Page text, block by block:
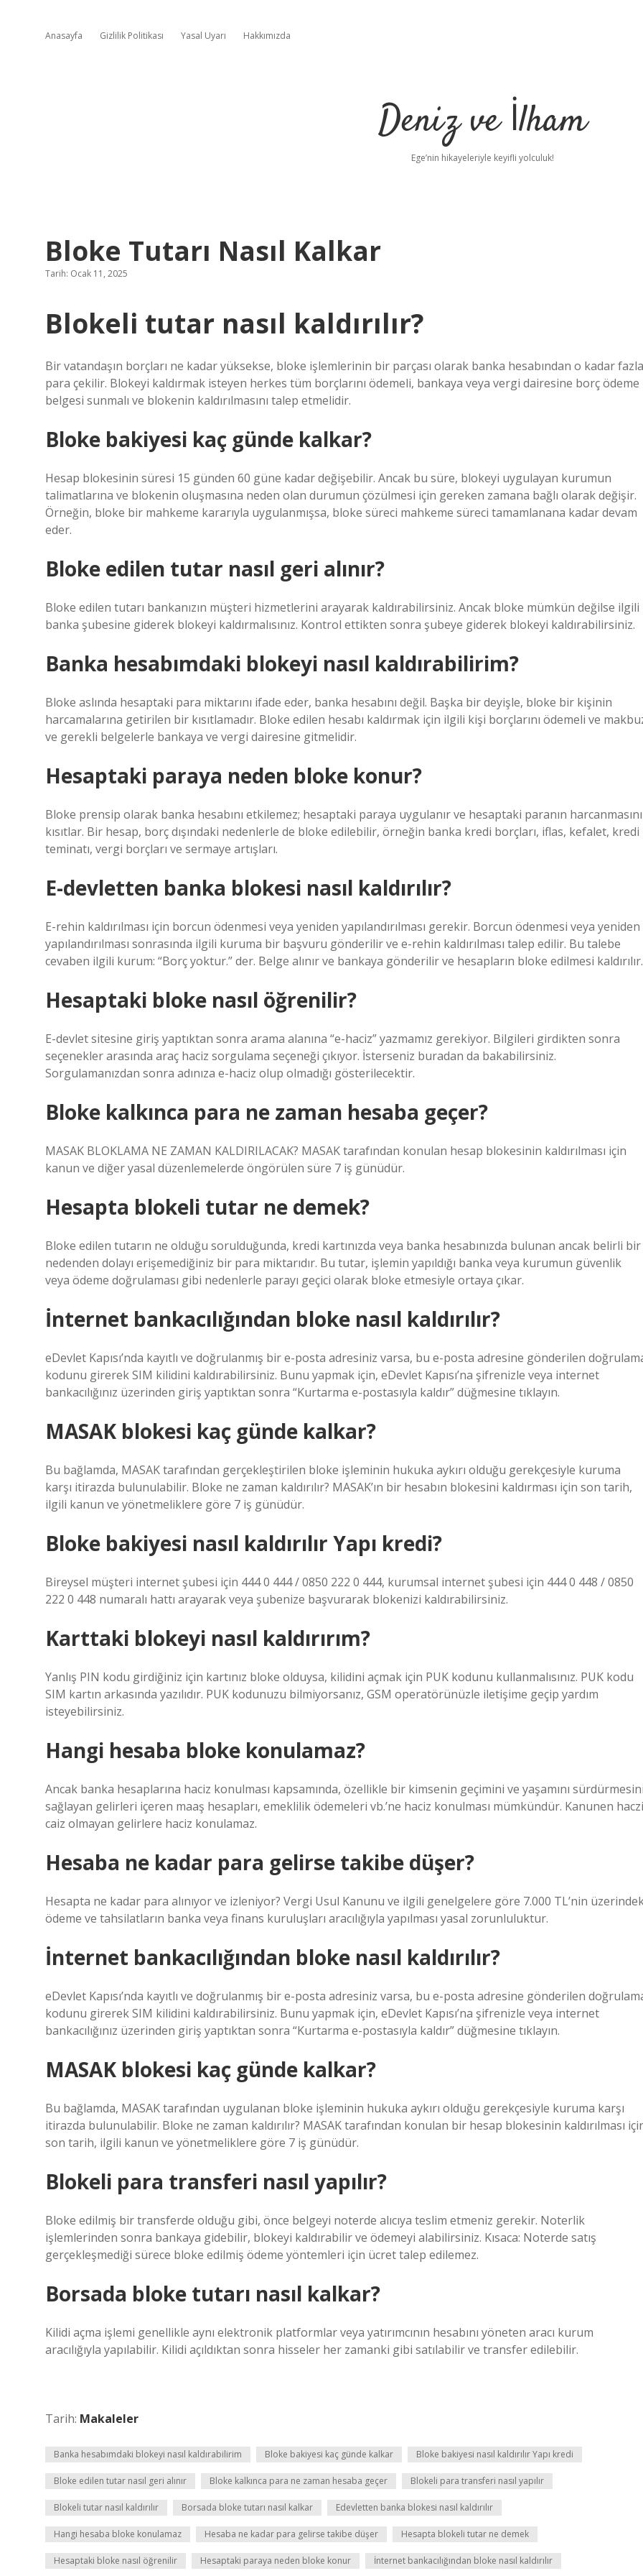
Anasayfa Gizlilik Politikası Yasal Uyarı Hakkımızda
Deniz ve İlham
Ege’nin hikayeleriyle keyifli yolculuk!
Bloke Tutarı Nasıl Kalkar
Tarih: Ocak 11, 2025
Blokeli tutar nasıl kaldırılır?
Bir vatandaşın borçları ne kadar yüksekse, bloke işlemlerinin bir parçası olarak banka hesabından o kadar fazla
para çekilir. Blokeyi kaldırmak isteyen herkes tüm borçlarını ödemeli, bankaya veya vergi dairesine borç ödeme
belgesi sunmalı ve blokenin kaldırılmasını talep etmelidir.
Bloke bakiyesi kaç günde kalkar?
Hesap blokesinin süresi 15 günden 60 güne kadar değişebilir. Ancak bu süre, blokeyi uygulayan kurumun
talimatlarına ve blokenin oluşmasına neden olan durumun çözülmesi için gereken zamana bağlı olarak değişir.
Örneğin, bloke bir mahkeme kararıyla uygulanmışsa, bloke süreci mahkeme süreci tamamlanana kadar devam
eder.
Bloke edilen tutar nasıl geri alınır?
Bloke edilen tutarı bankanızın müşteri hizmetlerini arayarak kaldırabilirsiniz. Ancak bloke mümkün değilse ilgili
banka şubesine giderek blokeyi kaldırmalısınız. Kontrol ettikten sonra şubeye giderek blokeyi kaldırabilirsiniz.
Banka hesabımdaki blokeyi nasıl kaldırabilirim?
Bloke aslında hesaptaki para miktarını ifade eder, banka hesabını değil. Başka bir deyişle, bloke bir kişinin
harcamalarına getirilen bir kısıtlamadır. Bloke edilen hesabı kaldırmak için ilgili kişi borçlarını ödemeli ve
ve gerekli belgelerle bankaya ve vergi dairesine gitmelidir.
Hesaptaki paraya neden bloke konur?
Bloke prensip olarak banka hesabını etkilemez; hesaptaki paraya uygulanır ve hesaptaki paranın harcanmasını
kısıtlar. Bir hesap, borç dışındaki nedenlerle de bloke edilebilir, örneğin banka kredi borçları, iflas, kefalet, kredi
teminatı, vergi borçları ve sermaye artışları.
E-devletten banka blokesi nasıl kaldırılır?
E-rehin kaldırılması için borcun ödenmesi veya yeniden yapılandırılması gerekir. Borcun ödenmesi veya yeniden
yapılandırılması sonrasında ilgili kuruma bir başvuru gönderilir ve e-rehin kaldırılması talep edilir. Bu talebe
cevaben ilgili kurum: “Borç yoktur.” der. Belge alınır ve bankaya gönderilir ve hesapların bloke edilmesi kaldırılır.
Hesaptaki bloke nasıl öğrenilir?
E-devlet sitesine giriş yaptıktan sonra arama alanına “e-haciz” yazmamız gerekiyor. Bilgileri girdikten sonra
seçenekler arasında araç haciz sorgulama seçeneği çıkıyor. İsterseniz buradan da bakabilirsiniz.
Sorgulamanızdan sonra adınıza e-haciz olup olmadığı gösterilecektir.
Bloke kalkınca para ne zaman hesaba geçer?
MASAK BLOKLAMA NE ZAMAN KALDIRILACAK? MASAK tarafından konulan hesap blokesinin kaldırılması için
kanun ve diğer yasal düzenlemelerde öngörülen süre 7 iş günüdür.
Hesapta blokeli tutar ne demek?
Bloke edilen tutarın ne olduğu sorulduğunda, kredi kartınızda veya banka hesabınızda bulunan ancak belirli bir
nedenden dolayı erişemediğiniz bir para miktarıdır. Bu tutar, işlemin yapıldığı banka veya kurumun güvenlik
veya ödeme doğrulaması gibi nedenlerle parayı geçici olarak bloke etmesiyle ortaya çıkar.
İnternet bankacılığından bloke nasıl kaldırılır?
eDevlet Kapısı’nda kayıtlı ve doğrulanmış bir e-posta adresiniz varsa, bu e-posta adresine gönderilen
kodunu girerek SIM kilidini kaldırabilirsiniz. Bunu yapmak için, eDevlet Kapısı’na şifrenizle veya internet
bankacılığınız üzerinden giriş yaptıktan sonra “Kurtarma e-postasıyla kaldır” düğmesine tıklayın.
MASAK blokesi kaç günde kalkar?
Bu bağlamda, MASAK tarafından gerçekleştirilen bloke işleminin hukuka aykırı olduğu gerekçesiyle kuruma
karşı itirazda bulunulabilir. Bloke ne zaman kaldırılır? MASAK’ın bir hesabın blokesini kaldırması için son tarih,
ilgili kanun ve yönetmeliklere göre 7 iş günüdür.
Bloke bakiyesi nasıl kaldırılır Yapı kredi?
Bireysel müşteri internet şubesi için 444 0 444 / 0850 222 0 444, kurumsal internet şubesi için 444 0 448 / 0850
222 0 448 numaralı hattı arayarak veya şubenize başvurarak blokenizi kaldırabilirsiniz.
Karttaki blokeyi nasıl kaldırırım?
Yanlış PIN kodu girdiğiniz için kartınız bloke olduysa, kilidini açmak için PUK kodunu kullanmalısınız. PUK kodu
SIM kartın arkasında yazılıdır. PUK kodunuzu bilmiyorsanız, GSM operatörünüzle iletişime geçip yardım
isteyebilirsiniz.
Hangi hesaba bloke konulamaz?
Ancak banka hesaplarına haciz konulması kapsamında, özellikle bir kimsenin geçimini ve yaşamını
sağlayan gelirleri içeren maaş hesapları, emeklilik ödemeleri vb.’ne haciz konulması mümkündür. Kanunen haczi
caiz olmayan gelirlere haciz konulamaz.
Hesaba ne kadar para gelirse takibe düşer?
Hesapta ne kadar para alınıyor ve izleniyor? Vergi Usul Kanunu ve ilgili genelgelere göre 7.000 TL’nin
ödeme ve tahsilatların banka veya finans kuruluşları aracılığıyla yapılması yasal zorunluluktur.
İnternet bankacılığından bloke nasıl kaldırılır?
eDevlet Kapısı’nda kayıtlı ve doğrulanmış bir e-posta adresiniz varsa, bu e-posta adresine gönderilen
kodunu girerek SIM kilidini kaldırabilirsiniz. Bunu yapmak için, eDevlet Kapısı’na şifrenizle veya internet
bankacılığınız üzerinden giriş yaptıktan sonra “Kurtarma e-postasıyla kaldır” düğmesine tıklayın.
MASAK blokesi kaç günde kalkar?
Bu bağlamda, MASAK tarafından uygulanan bloke işleminin hukuka aykırı olduğu gerekçesiyle kuruma karşı
itirazda bulunulabilir. Bloke ne zaman kaldırılır? MASAK tarafından konulan bir hesap blokesinin kaldırılması
son tarih, ilgili kanun ve yönetmeliklere göre 7 iş günüdür.
Blokeli para transferi nasıl yapılır?
Bloke edilmiş bir transferde olduğu gibi, önce belgeyi noterde alıcıya teslim etmeniz gerekir. Noterlik
işlemlerinden sonra bankaya gidebilir, blokeyi kaldırabilir ve ödemeyi alabilirsiniz. Kısaca: Noterde satış
gerçekleşmediği sürece bloke edilmiş ödeme yöntemleri için ücret talep edilemez.
Borsada bloke tutarı nasıl kalkar?
Kilidi açma işlemi genellikle aynı elektronik platformlar veya yatırımcının hesabını yöneten aracı kurum
aracılığıyla yapılabilir. Kilidi açıldıktan sonra hisseler her zamanki gibi satılabilir ve transfer edilebilir.
Tarih: Makaleler
Banka hesabımdaki blokeyi nasıl kaldırabilirim Bloke bakiyesi kaç günde kalkar Bloke bakiyesi nasıl kaldırılır Yapı kredi
Bloke edilen tutar nasıl geri alınır Bloke kalkınca para ne zaman hesaba geçer Blokeli para transferi nasıl yapılır
Blokeli tutar nasıl kaldırılır Borsada bloke tutarı nasıl kalkar Edevletten banka blokesi nasıl kaldırılır
Hangi hesaba bloke konulamaz Hesaba ne kadar para gelirse takibe düşer Hesapta blokeli tutar ne demek
Hesaptaki bloke nasıl öğrenilir Hesaptaki paraya neden bloke konur İnternet bankacılığından bloke nasıl kaldırılır